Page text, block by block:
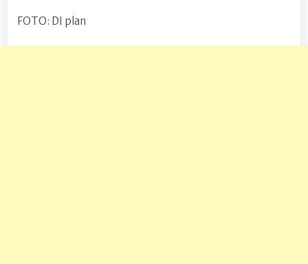
FOTO: DI plan